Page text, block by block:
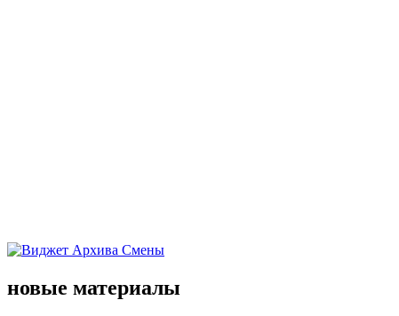
новые материалы